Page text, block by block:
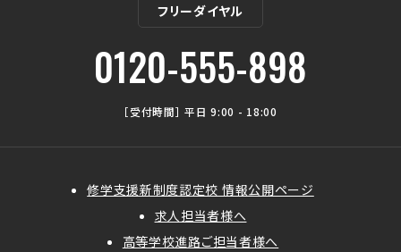
フリーダイヤル
0120-555-898
［受付時間］ 平日 9:00 - 18:00
修学支援新制度認定校 情報公開ページ
求人担当者様へ
高等学校進路ご担当者様へ